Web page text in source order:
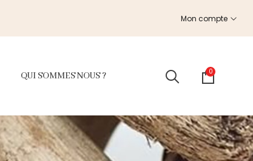
Mon compte
QUI SOMMES NOUS ? 0